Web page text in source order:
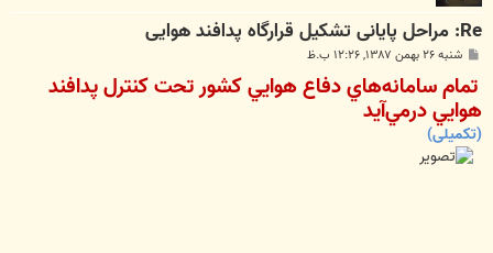
Re: مراحل پایانی تشکیل قرارگاه پدافند هوایی
پ
ت
شنبه ۲۶ بهمن ۱۳۸۷, ۱۲:۲۶ ب.ظ
تمام سامانه‌هاي دفاع هوايي كشور تحت كنترل پدافند
هوايي درمي‌آيد
(تکمیلی)